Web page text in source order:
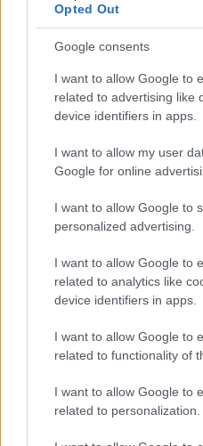
Opted Out
Google consents
I want to allow Google to
related to advertising like
device identifiers in apps.
I want to allow my user
Google for online
I want to allow Google to
personalized advertising.
I want to allow Google to
related to analytics like
device identifiers in apps.
I want to allow Google to
related to functionality of
I want to allow Google to
related to personalization.